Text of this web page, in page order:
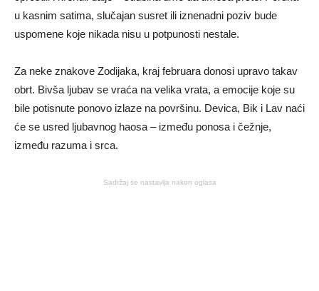
u kasnim satima, slučajan susret ili iznenadni poziv bude
uspomene koje nikada nisu u potpunosti nestale.
Za neke znakove Zodijaka, kraj februara donosi upravo takav
obrt. Bivša ljubav se vraća na velika vrata, a emocije koje su
bile potisnute ponovo izlaze na površinu. Devica, Bik i Lav naći
će se usred ljubavnog haosa – između ponosa i čežnje,
između razuma i srca.
Sadržaj se nastavlja nakon oglasa